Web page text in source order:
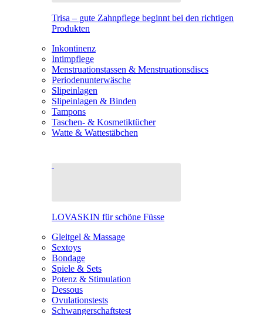
Trisa – gute Zahnpflege beginnt bei den richtigen
Produkten
Inkontinenz
Intimpflege
Menstruationstassen & Menstruationsdiscs
Periodenunterwäsche
Slipeinlagen
Slipeinlagen & Binden
Tampons
Taschen- & Kosmetiktücher
Watte & Wattestäbchen
LOVASKIN für schöne Füsse
Gleitgel & Massage
Sextoys
Bondage
Spiele & Sets
Potenz & Stimulation
Dessous
Ovulationstests
Schwangerschaftstest